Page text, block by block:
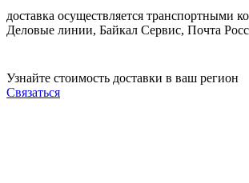
доставка осуществляется транспортными
Деловые линии, Байкал Сервис, Почта
Узнайте стоимость доставки в ваш регион
Связаться